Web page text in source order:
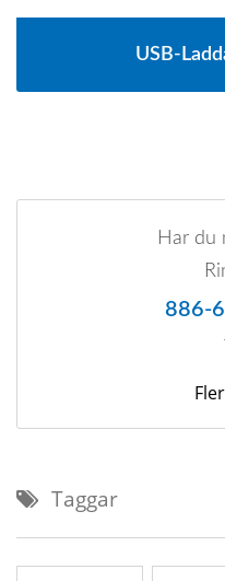
USB-
Har du
886-
Taggar